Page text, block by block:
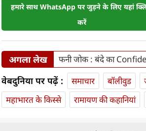
हमारे साथ WhatsApp पर जुड़ने के लिए यहां
करें
अगला लेख फनी जोक : बंदे का
वेबदुनिया पर पढ़ें : समाचार बॉलीवुड
महाभारत के किस्से
रामायण की कहानियां